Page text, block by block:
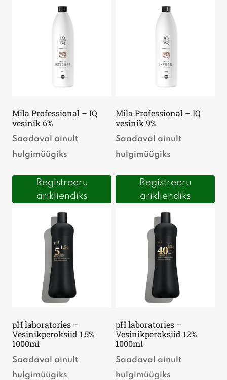
Mila Professional – IQ
vesinik 6%
Saadaval ainult
hulgimüügiks
Registreeru
ärikliendiks
Mila Professional – IQ
vesinik 9%
Saadaval ainult
hulgimüügiks
Registreeru
ärikliendiks
pH laboratories –
Vesinikperoksiid 1,5%
1000ml
Saadaval ainult
hulgimüügiks
pH laboratories –
Vesinikperoksiid 12%
1000ml
Saadaval ainult
hulgimüügiks